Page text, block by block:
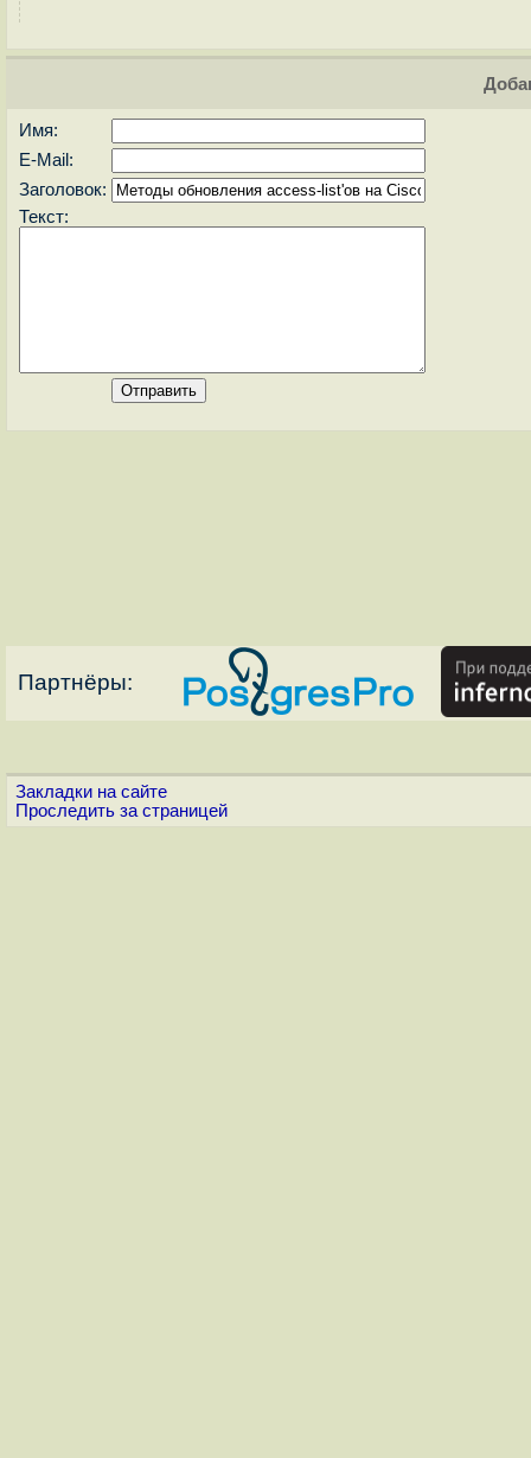
Имя:
E-Mail:
Заголовок:
Текст:
Партнёры:
Закладки на сайте
Проследить за страницей